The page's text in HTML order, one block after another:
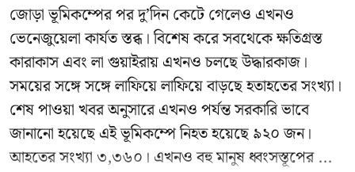
জোড়া ভূমিকম্পের পর দু’দিন কেটে গেলেও এখনও
ভেনেজুয়েলাকার্যত স্তব্ধ। বিশেষ করে সবথেকে ক্ষতিগ্রস্ত
কারাকাস এবং লা গুয়াইরায় এখনও চলছে উদ্ধারকাজ।
সময়ের সঙ্গে সঙ্গে লাফিয়ে লাফিয়ে বাড়ছে হতাহতের সংখ্যা।
শেষ পাওয়া খবর অনুসারে এখনও পর্যন্ত সরকারি ভাবে
জানানো হয়েছে এই ভূমিকম্পে নিহত হয়েছে ৯২০ জন।
আহতের সংখ্যা ৩,৩৬০। এখনও বহু মানুষ ধ্বংসস্তূপের ...